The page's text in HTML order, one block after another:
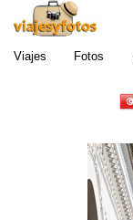
Viajes Fotos